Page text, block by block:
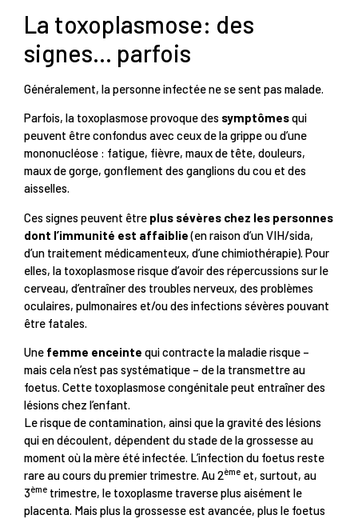
La toxoplasmose: des
signes… parfois
Généralement, la personne infectée ne se sent pas malade.
Parfois, la toxoplasmose provoque des symptômesqui
peuvent être confondus avec ceux de la grippe ou d’une
mononucléose : fatigue, fièvre, maux de tête, douleurs,
maux de gorge, gonflement des ganglions du cou et des
aisselles.
Ces signes peuvent être plus sévères chez les personnes
dont l’immunité est affaiblie(en raison d’un VIH/sida,
d’un traitement médicamenteux, d’une chimiothérapie). Pour
elles, la toxoplasmose risque d’avoir des répercussions sur le
cerveau, d’entraîner des troubles nerveux, des problèmes
oculaires, pulmonaires et/ou des infections sévères pouvant
être fatales.
Une femme enceinte qui contracte la maladie risque –
mais cela n’est pas systématique – de la transmettre au
foetus. Cette toxoplasmose congénitale peut entraîner des
lésions chez l’enfant.
Le risque de contamination, ainsi que la gravité des lésions
qui en découlent, dépendent du stade de la grossesse au
moment où la mère été infectée. L’infection du foetus reste
rare au cours du premier trimestre. Au 2ème et, surtout, au
3ème trimestre, le toxoplasme traverse plus aisément le
placenta. Mais plus la grossesse est avancée, plus le foetus